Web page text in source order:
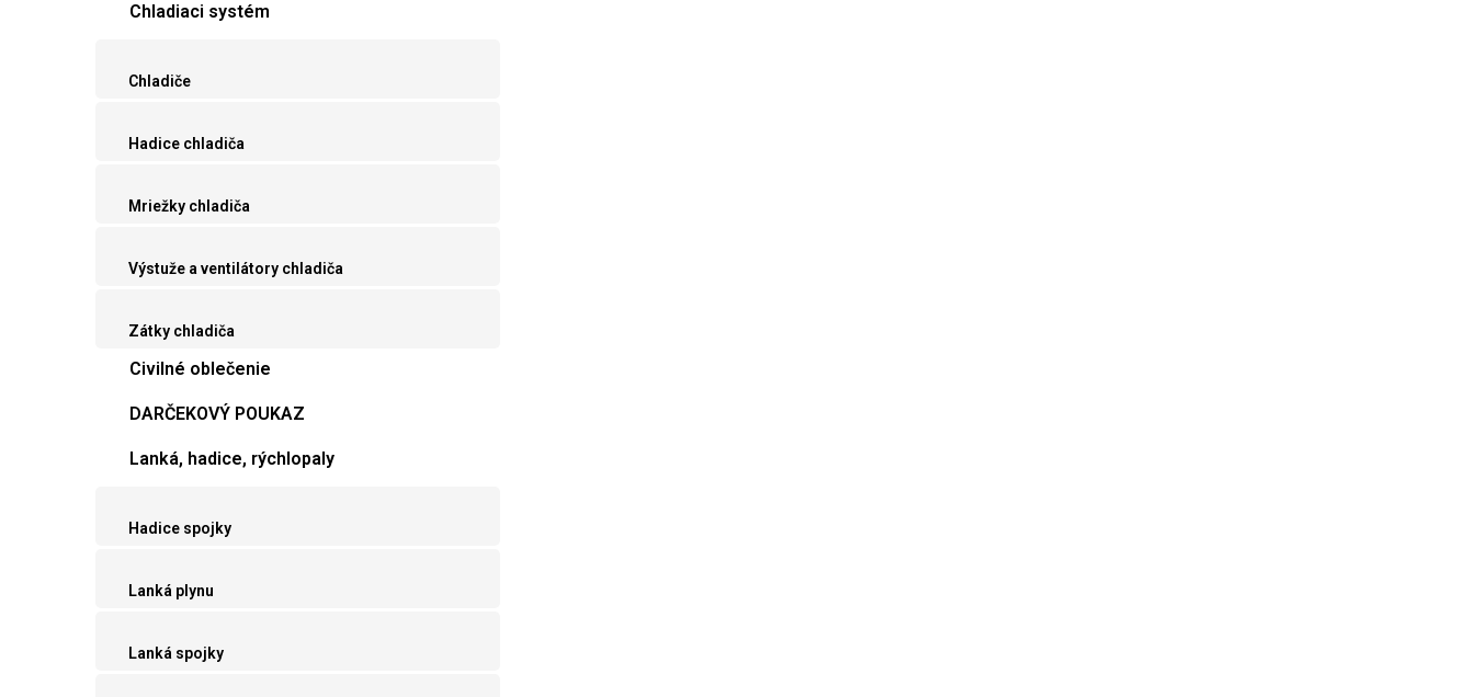
Chladiaci systém
Chladiče
Hadice chladiča
Mriežky chladiča
Výstuže a ventilátory chladiča
Zátky chladiča
Civilné oblečenie
DARČEKOVÝ POUKAZ
Lanká, hadice, rýchlopaly
Hadice spojky
Lanká plynu
Lanká spojky